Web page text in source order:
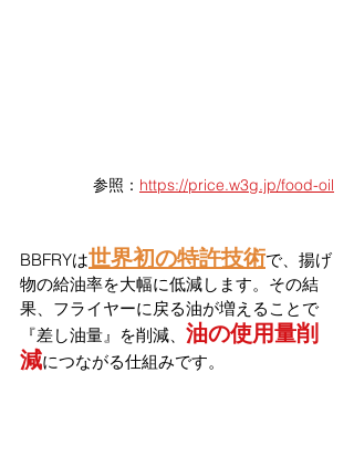
参照： https://price.w3g.jp/food-oil
BBFRYは世界初の特許技術で、揚げ
物の給油率を大幅に低減します。その結
果、フライヤーに戻る油が増えることで
『差し油量』を削減、 油の使用量削
減につながる仕組みです。